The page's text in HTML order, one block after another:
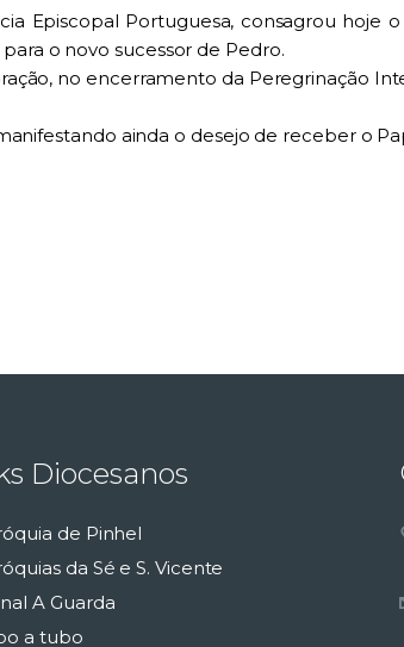
Episcopal Portuguesa, consagrou hoje
o novo sucessor de Pedro.
no encerramento da Peregrinação
ainda o desejo de receber o
Diocesanos
de Pinhel
da Sé e S. Vicente
A Guarda
a tubo